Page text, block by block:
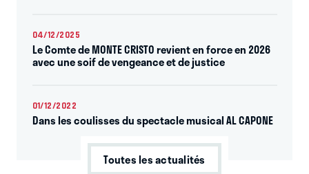
04/12/2025
Le Comte de MONTE CRISTO revient en force en 2026
avec une soif de vengeance et de justice
01/12/2022
Dans les coulisses du spectacle musical AL CAPONE
Toutes les actualités